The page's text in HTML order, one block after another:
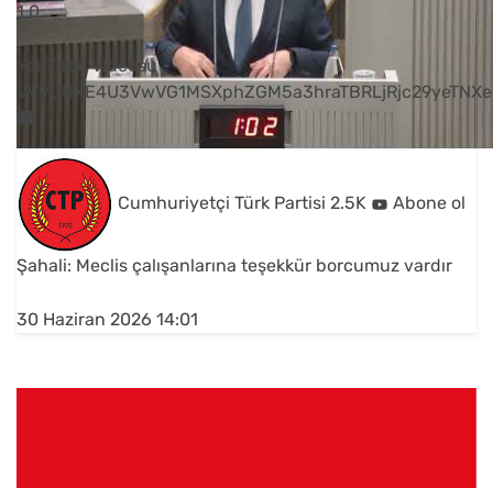
1 0
YouTube Videosu
Cumhuriyetçi Türk Partisi 2.5K Abone ol
Şahali: Meclis çalışanlarına teşekkür borcumuz vardır
30 Haziran 2026 14:01